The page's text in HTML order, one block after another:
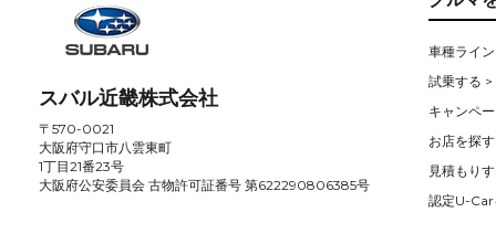
スバル近畿株式会社
〒570-0021
大阪府守口市八雲東町
1丁目21番23号
大阪府公安委員会 古物許可証番号 第622290806385号
車種ライ
試乗する >
キャンペ
お店を探
見積もり
認定U-Car